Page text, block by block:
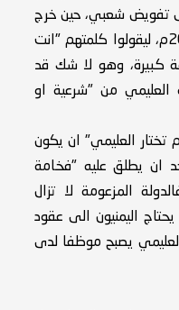
تفويض شعبي، حين خرج
الناس في الـ4 من مايو/ أيار 2017م، ليقولوا كلمتهم "انت
كبيرة، وهو لا شك قد
العليمي من "شرعية او
تختار العليمي" ان يكون
ان يطلق عليه "فخامة
المزعومة لا تزال
اليمنيون الى عقود
يصبح موظفا لدى